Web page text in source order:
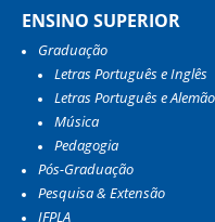
ENSINO SUPERIOR
Graduação
Letras Português e Inglês
Letras Português e Alemão
Música
Pedagogia
Pós-Graduação
Pesquisa & Extensão
IFPLA